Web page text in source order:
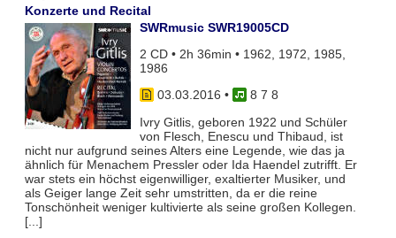
Konzerte und Recital
SWRmusic SWR19005CD
2 CD • 2h 36min • 1962, 1972, 1985,
1986
03.03.2016 •
8 7 8
Ivry Gitlis, geboren 1922 und Schüler
von Flesch, Enescu und Thibaud, ist
nicht nur aufgrund seines Alters eine Legende, wie das ja
ähnlich für Menachem Pressler oder Ida Haendel zutrifft. Er
war stets ein höchst eigenwilliger, exaltierter Musiker, und
als Geiger lange Zeit sehr umstritten, da er die reine
Tonschönheit weniger kultivierte als seine großen Kollegen.
[...]